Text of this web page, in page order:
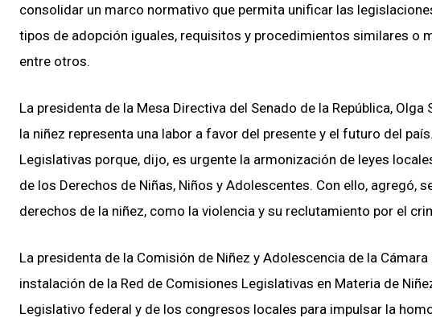
consolidar un marco normativo que permita unificar las
tipos de adopción iguales, requisitos y procedimientos similares o
entre otros.
La presidenta de la Mesa Directiva del Senado de la República,
la niñez representa una labor a favor del presente y el futuro del
Legislativas porque, dijo, es urgente la armonización de leyes
de los Derechos de Niñas, Niños y Adolescentes. Con ello,
derechos de la niñez, como la violencia y su reclutamiento por el
La presidenta de la Comisión de Niñez y Adolescencia de la
instalación de la Red de Comisiones Legislativas en Materia de
Legislativo federal y de los congresos locales para impulsar la